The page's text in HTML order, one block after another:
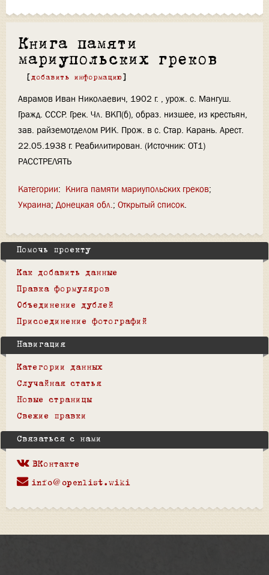
Книга памяти
мариупольских греков
[ добавить информацию ]
Аврамов Иван Николаевич, 1902 г. , урож. с. Мангуш.
Гражд. СССР. Грек. Чл. ВКП(б), образ. низшее, из крестьян,
зав. райземотделом РИК. Прож. в с. Стар. Карань. Арест.
22.05.1938 г. Реабилитирован. (Источник: ОТ1)
РАССТРЕЛЯТЬ
Категории: Книга памяти мариупольских греков
Украина Донецкая обл. Открытый список
Помочь проекту
Как добавить данные
Правка формуляров
Объединение дублей
Присоединение фотографий
Навигация
Категории данных
Случайная статья
Новые страницы
Свежие правки
Связаться с нами
ВКонтакте
info@openlist.wiki